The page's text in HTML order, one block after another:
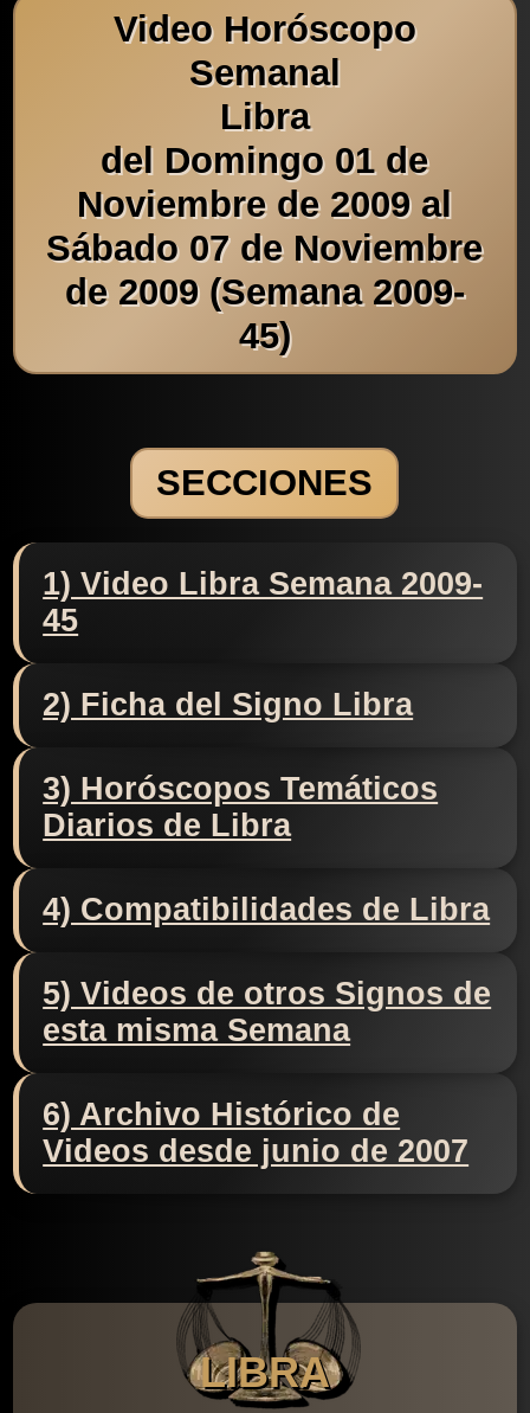
Video Horóscopo
Semanal
Libra
del Domingo 01 de
Noviembre de 2009 al
Sábado 07 de Noviembre
de 2009 (Semana 2009-
45)
SECCIONES
1) Video Libra Semana 2009-
45
2) Ficha del Signo Libra
3) Horóscopos Temáticos
Diarios de Libra
4) Compatibilidades de Libra
5) Videos de otros Signos de
esta misma Semana
6) Archivo Histórico de
Videos desde junio de 2007
LIBRA